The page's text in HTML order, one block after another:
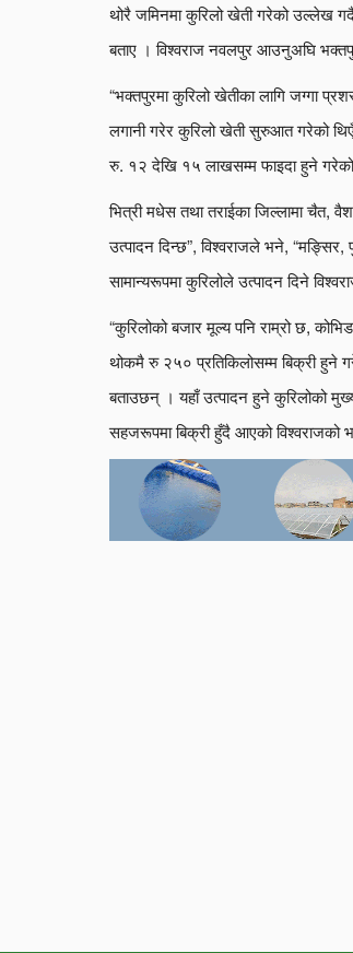
थोरै जमिनमा कुरिलो खेती गरेको उल्लेख
बताए । विश्वराज नवलपुर आउनुअघि
“भक्तपुरमा कुरिलो खेतीका लागि जग्गा
लगानी गरेर कुरिलो खेती सुरुआत गरेको
रु. १२ देखि १५ लाखसम्म फाइदा हुने
भित्री मधेस तथा तराईका जिल्लामा चैत,
उत्पादन दिन्छ”, विश्वराजले भने,
सामान्यरूपमा कुरिलोले उत्पादन दिने
“कुरिलोको बजार मूल्य पनि राम्रो छ,
थोकमै रु २५० प्रतिकिलोसम्म बिक्री हुने
बताउछन् । यहाँ उत्पादन हुने कुरिलोको
सहजरूपमा बिक्री हुँदै आएको विश्वराजको